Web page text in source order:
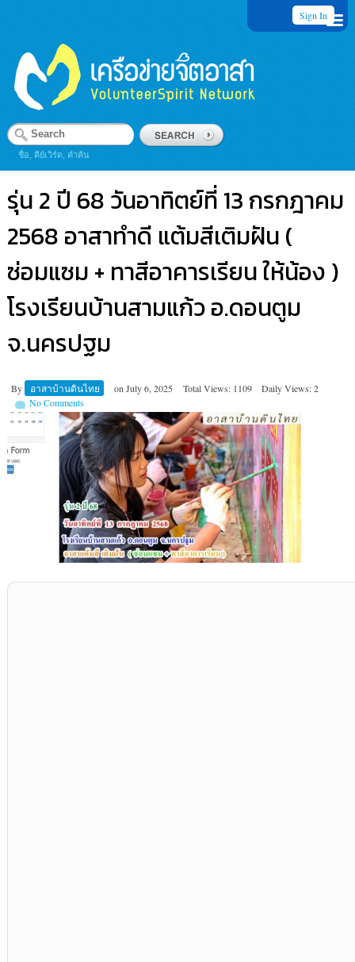
Sign In
ชื่อ, คีย์เวิร์ด, คำค้น
รุ่น 2 ปี 68 วันอาทิตย์ที่ 13 กรกฎาคม
2568 อาสาทำดี แต้มสีเติมฝัน (
ซ่อมแซม + ทาสีอาคารเรียน ให้น้อง )
โรงเรียนบ้านสามแก้ว อ.ดอนตูม
จ.นครปฐม
By อาสาบ้านดินไทย on July 6, 2025 Total Views: 1109
Daily Views: 2
No Comments